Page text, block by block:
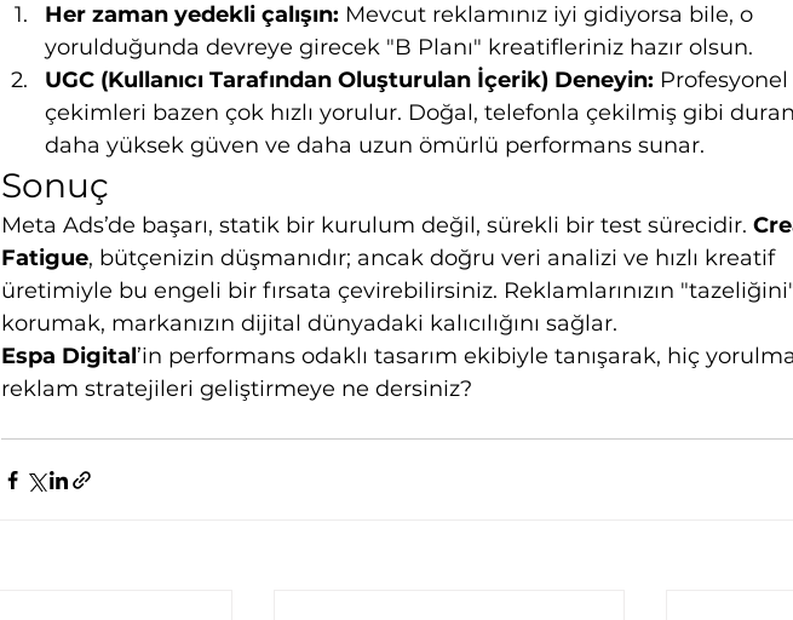
Her zaman yedekli çalışın: Mevcut reklamınız iyi gidiyorsa bile, o
yorulduğunda devreye girecek "B Planı" kreatifleriniz hazır olsun.
UGC (Kullanıcı Tarafından Oluşturulan İçerik) Deneyin:
çekimleri bazen çok hızlı yorulur. Doğal, telefonla çekilmiş gibi
daha yüksek güven ve daha uzun ömürlü performans sunar.
Sonuç
Meta Ads’de başarı, statik bir kurulum değil, sürekli bir test sürecidir.
Fatigue, bütçenizin düşmanıdır; ancak doğru veri analizi ve hızlı kreatif
üretimiyle bu engeli bir fırsata çevirebilirsiniz. Reklamlarınızın
korumak, markanızın dijital dünyadaki kalıcılığını sağlar.
Espa Digital’in performans odaklı tasarım ekibiyle tanışarak, hiç
reklam stratejileri geliştirmeye ne dersiniz?